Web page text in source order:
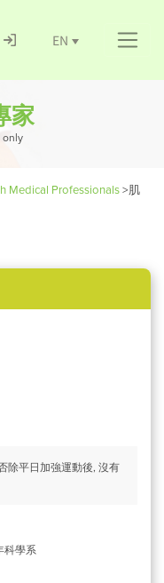
EN
家
only
Medical Professionals>肌
除平日加強運動後, 沒有
科學系